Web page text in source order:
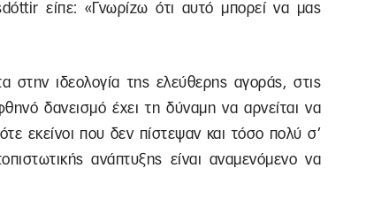
είπε: «Γνωρίζω ότι αυτό μπορεί να μας
στην ιδεολογία της ελεύθερης αγοράς, στις
δανεισμό έχει τη δύναμη να αρνείται να
εκείνοι που δεν πίστεψαν και τόσο πολύ σ’
ανάπτυξης είναι αναμενόμενο να